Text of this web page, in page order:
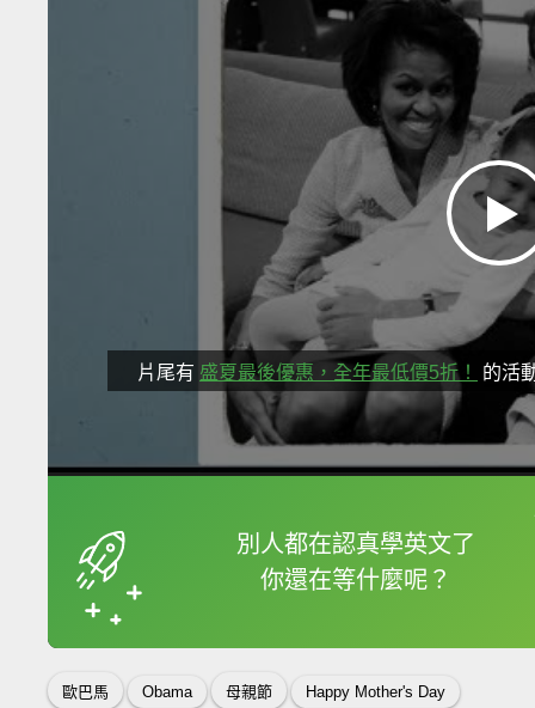
片尾有 盛夏最後優惠，全年最低價5折！ 的活
別人都在認真學英文了
你還在等什麼呢？
框選或點兩下字幕可
歐巴馬 Obama 母親節 Happy Mother's Day